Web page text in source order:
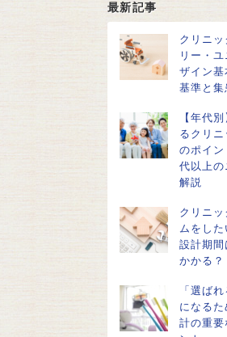
最新記事
クリニ
リー・
ザイン基
基準と集
【年代
るクリ
のポイ
代以上の
解説
クリニ
ムをし
設計期間
かかる？
「選ば
になる
計の重要